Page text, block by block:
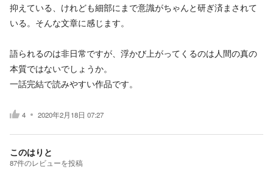
抑えている、けれども細部にまで意識がちゃんと研ぎ済まされて
いる。そんな文章に感じます。
語られるのは非日常ですが、浮かび上がってくるのは人間の真の
本質ではないでしょうか。
一話完結で読みやすい作品です。
4 2020年2月18日 07:27
このはりと
87件のレビューを投稿